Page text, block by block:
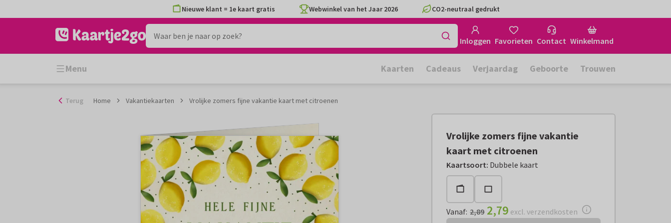
naar
Nieuwe klant = 1e kaart gratis Webwinkel van het Jaar 2026 CO2-neutraal gedrukt
Inloggen Favorieten Contact Winkelmand
Menu Kaarten Cadeaus Verjaardag Geboorte Trouwen
Terug Home Vakantiekaarten Vrolijke zomers fijne vakantie kaart met citroenen
Vrolijke zomers fijne vakantie
kaart met citroenen
Kaartsoort: Dubbele kaart
Vanaf:€ 2,79 excl. verzendkosten
Vanaf: 2,89 2,79 excl. verzendkosten